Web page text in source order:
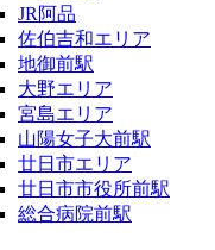
JR阿品
佐伯吉和エリア
地御前駅
大野エリア
宮島エリア
山陽女子大前駅
廿日市エリア
廿日市市役所前駅
総合病院前駅